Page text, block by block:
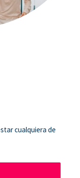
cualquiera de